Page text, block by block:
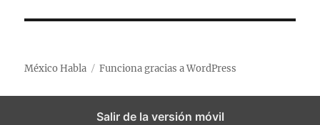
ó
d
o
r
d
México Habla Funciona gracias a WordPress
Salir de la versión móvil